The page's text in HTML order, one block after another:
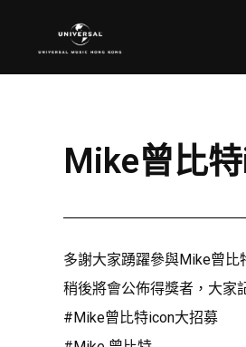
Mike曾比
多謝大家踴躍參與Mike曾比
稍後將會公佈得獎者，大家
#Mike曾比特icon大招募